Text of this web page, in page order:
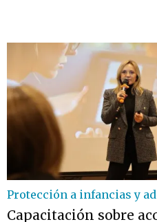
Protección a infancias y
Capacitación sobre